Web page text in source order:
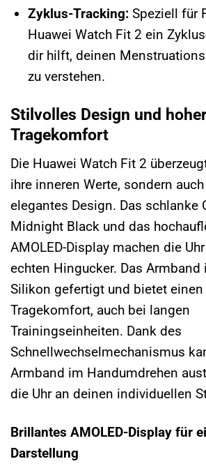
Zyklus-Tracking:Speziell für
Huawei Watch Fit 2 ein
dir hilft, deinen
zu verstehen.
Stilvolles Design und hoher
Tragekomfort
Die Huawei Watch Fit 2
ihre inneren Werte, sondern
elegantes Design. Das schlanke
Midnight Black und das
AMOLED-Display machen die
echten Hingucker. Das
Silikon gefertigt und bietet einen
Tragekomfort, auch bei langen
Trainingseinheiten. Dank des
Schnellwechselmechanismus
Armband im Handumdrehen
die Uhr an deinen individuellen
Brillantes AMOLED-Display für
Darstellung